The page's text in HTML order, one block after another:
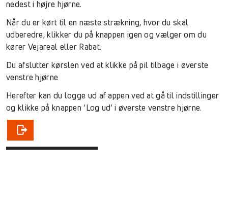
nedest i højre hjørne.
Når du er kørt til en næste strækning, hvor du skal
udberedre, klikker du på knappen igen og vælger om du
kører Vejareal eller Rabat.
Du afslutter kørslen ved at klikke på pil tilbage i øverste
venstre hjørne
Herefter kan du logge ud af appen ved at gå til indstillinger
og klikke på knappen ‘Log ud’ i øverste venstre hjørne.